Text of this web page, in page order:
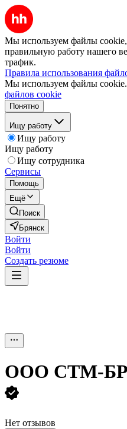
Мы используем файлы cookie,
правильную работу нашего
трафик.
Правила использования
Мы используем файлы cookie.
файлов cookie
Понятно
Ищу работу
Ищу работу
Ищу работу
Ищу сотрудника
Сервисы
Помощь
Ещё
Поиск
Брянск
Войти
Войти
Создать резюме
ООО СТМ-
Нет отзывов